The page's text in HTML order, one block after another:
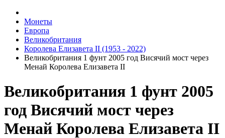
Монеты
Европа
Великобритания
Королева Елизавета II (1953 - 2022)
Великобритания 1 фунт 2005 год Висячий мост через
Менай Королева Елизавета II
Великобритания 1 фунт 2005
год Висячий мост через
Менай Королева Елизавета II